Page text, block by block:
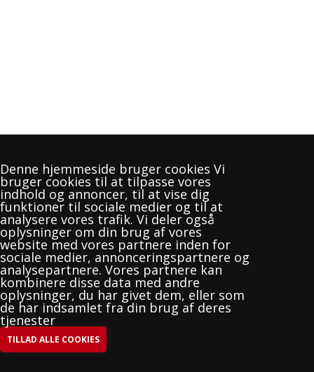
TPI Fodbold
Kontoret ligger i "Boxen"
Åben tirsdag 10-13, onsdag 14-19
Kontor@TPIfodbold.dk
Denne hjemmeside bruger cookies Vi
bruger cookies til at tilpasse vores
indhold og annoncer, til at vise dig
funktioner til sociale medier og til at
analysere vores trafik. Vi deler også
oplysninger om din brug af vores
website med vores partnere inden for
sociale medier, annonceringspartnere og
analysepartnere. Vores partnere kan
kombinere disse data med andre
oplysninger, du har givet dem, eller som
de har indsamlet fra din brug af deres
tjenester